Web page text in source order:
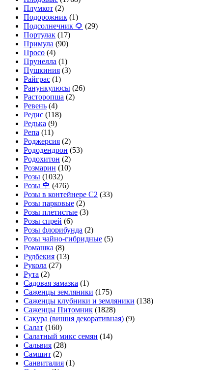
Плумкот (2)
Подорожник (1)
Подсолнечник 🌻 (29)
Портулак (17)
Примула (90)
Просо (4)
Прунелла (1)
Пушкиния (3)
Райграс (1)
Ранункулюсы (26)
Расторопша (2)
Ревень (4)
Редис (118)
Редька (9)
Репа (11)
Роджерсия (2)
Рододендрон (53)
Родохитон (2)
Розмарин (10)
Розы (1032)
Розы 🌹 (476)
Розы в контейнере С2 (33)
Розы парковые (2)
Розы плетистые (3)
Розы спрей (6)
Розы флорибунда (2)
Розы чайно-гибридные (5)
Ромашка (8)
Рудбекия (13)
Рукола (27)
Рута (2)
Садовая замазка (1)
Саженцы земляники (175)
Саженцы клубники и земляники (138)
Саженцы Питомник (1828)
Сакура (вишня декоративная) (9)
Салат (160)
Салатный микс семян (14)
Сальвия (28)
Самшит (2)
Санвиталия (1)